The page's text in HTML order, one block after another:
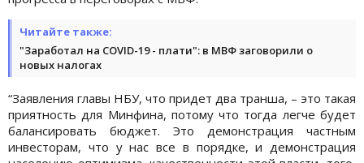
Читайте также:
"Заработал на COVID-19 - плати": в МВФ заговорили о
новых налогах
“Заявления главы НБУ, что придет два транша, – это такая
приятность для Минфина, потому что тогда легче будет
балансировать бюджет. Это демонстрация частным
инвесторам, что у нас все в порядке, и демонстрация